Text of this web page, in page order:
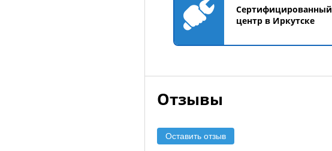
Сертифицированный
центр в Иркутске
Отзывы
Оставить отзыв